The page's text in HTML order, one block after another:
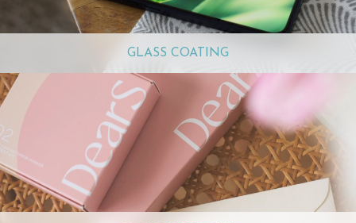
GLASS COATING